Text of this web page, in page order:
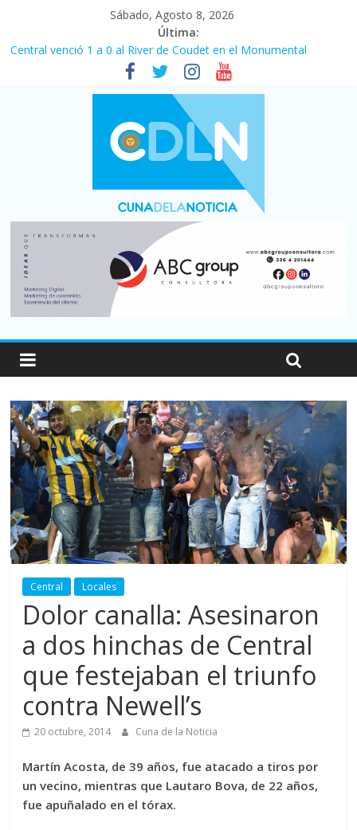
Sábado, Agosto 8, 2026
Última:
Central venció 1 a 0 al River de Coudet en el Monumental
La morosidad alcanzó su nivel más alto en dos décadas y ya
afecta a 400 mil deudores en Santa Fe
Desde que asumió Milei cerraron 41.000 kioscos: el sector
denuncia crisis como en 2001
Vacaciones de invierno con más movimiento y consumo
turístico: 4,6 millones de personas viajaron por el país, un 5,9%
Fuerte caída de la venta de autos usados en julio: bajó un 12,6%
Central Locales
Dolor canalla: Asesinaron
a dos hinchas de Central
que festejaban el triunfo
contra Newell’s
20 octubre, 2014 Cuna de la Noticia
Martín Acosta, de 39 años, fue atacado a tiros por
un vecino, mientras que Lautaro Bova, de 22 años,
fue apuñalado en el tórax.